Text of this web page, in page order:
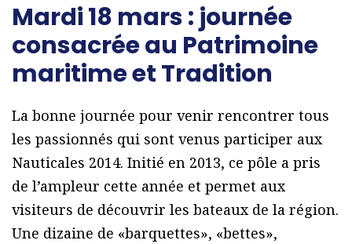
Mardi 18 mars : journée
consacrée au Patrimoine
maritime et Tradition
La bonne journée pour venir rencontrer tous
les passionnés qui sont venus participer aux
Nauticales 2014. Initié en 2013, ce pôle a pris
de l’ampleur cette année et permet aux
visiteurs de découvrir les bateaux de la région.
Une dizaine de «barquettes», «bettes»,